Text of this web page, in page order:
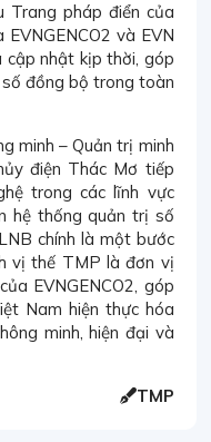
Trang pháp điển của
và EVN
nhật kịp thời, góp
đồng bộ trong toàn
minh – Quản trị minh
điện Thác Mơ tiếp
trong các lĩnh vực
hệ thống quản trị số
chính là một bước
vị thế TMP là đơn vị
EVNGENCO2, góp
Nam hiện thực hóa
minh, hiện đại và
TMP